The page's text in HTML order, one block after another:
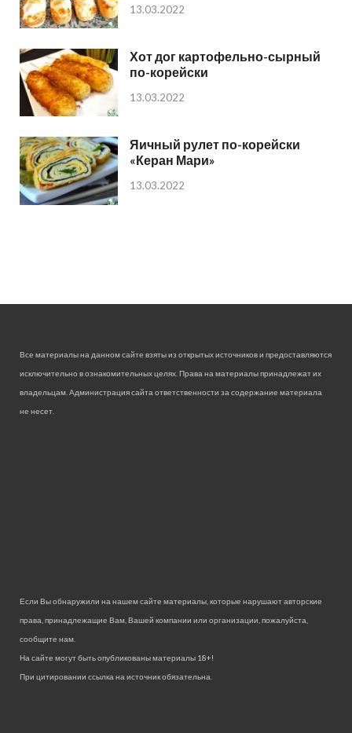
13.03.2022
Хот дог картофельно-сырный
по-корейски
13.03.2022
Яичный рулет по-корейски
«Керан Мари»
13.03.2022
Все материалы на данном сайте взяты из открытых источников и предоставляются
исключительно в ознакомительных целях. Права на материалы принадлежат их
владельцам. Администрация сайта ответственности за содержание материала
не несет.
Если Вы обнаружили на нашем сайте материалы, которые нарушают авторские
права, принадлежащие Вам, Вашей компании или организации, пожалуйста,
сообщите нам.
На сайте могут быть опубликованы материалы 18+!
При цитировании ссылка на источник обязательна.